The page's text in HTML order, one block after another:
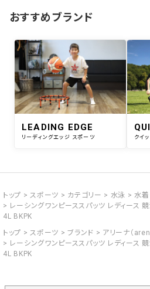
おすすめブランド
LEADING EDGE
リーディングエッジ スポーツ クイ
トップ スポーツ カテゴリー 水泳
水着
レーシングワンピーススパッツ レディース
4L BKPK
トップ
スポーツ ブランド
アリーナ（
レーシングワンピーススパッツ レディース
4L BKPK